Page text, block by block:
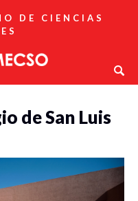
DE CIENCIAS
de San Luis